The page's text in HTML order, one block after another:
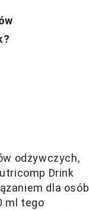
odżywczych,
Drink
dla osób
ml tego